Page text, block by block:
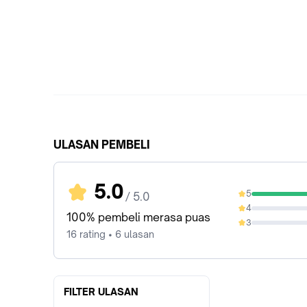
ULASAN PEMBELI
5.0 / 5.0
100% pembeli merasa puas
16 rating • 6 ulasan
5
100%
4
0%
3
0%
FILTER ULASAN